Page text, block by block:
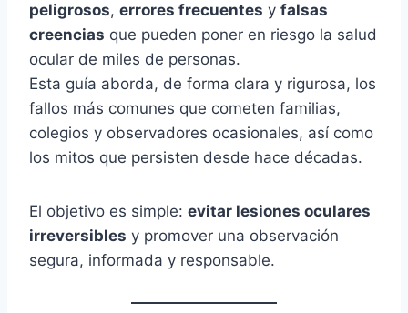
peligrosos, errores frecuentes y falsas
creencias que pueden poner en riesgo la salud
ocular de miles de personas.
Esta guía aborda, de forma clara y rigurosa, los
fallos más comunes que cometen familias,
colegios y observadores ocasionales, así como
los mitos que persisten desde hace décadas.
El objetivo es simple: evitar lesiones oculares
irreversibles y promover una observación
segura, informada y responsable.